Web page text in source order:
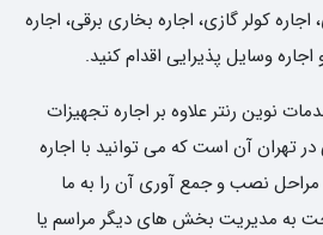
کولر گازی، اجاره بخاری برقی، اجاره
وسایل پذیرایی اقدام کنید.
نوین رنتر علاوه بر اجاره تجهیزات
تهران آن است که می توانید با اجاره
مراحل نصب و جمع آوری آن را به ما
به مدیریت بخش های دیگر مراسم یا